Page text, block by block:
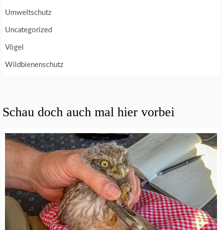
Umweltschutz
Uncategorized
Vögel
Wildbienenschutz
Schau doch auch mal hier vorbei